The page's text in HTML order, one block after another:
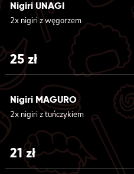
Nigiri UNAGI
2x nigiri z węgorzem
25zł
Nigiri MAGURO
2x nigiri z tuńczykiem
21zł